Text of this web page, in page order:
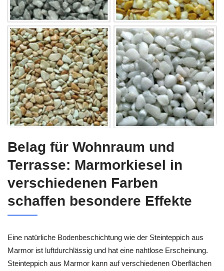
Belag für Wohnraum und
Terrasse: Marmorkiesel in
verschiedenen Farben
schaffen besondere Effekte
Eine natürliche Bodenbeschichtung wie der Steinteppich aus
Marmor ist luftdurchlässig und hat eine nahtlose Erscheinung.
Steinteppich aus Marmor kann auf verschiedenen Oberflächen